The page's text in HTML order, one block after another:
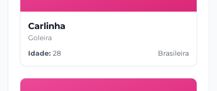
Carlinha
Goleira
Idade: 28 Brasileira